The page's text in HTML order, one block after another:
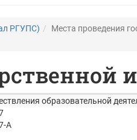
РГУПС)
Места проведения
образовательной
А